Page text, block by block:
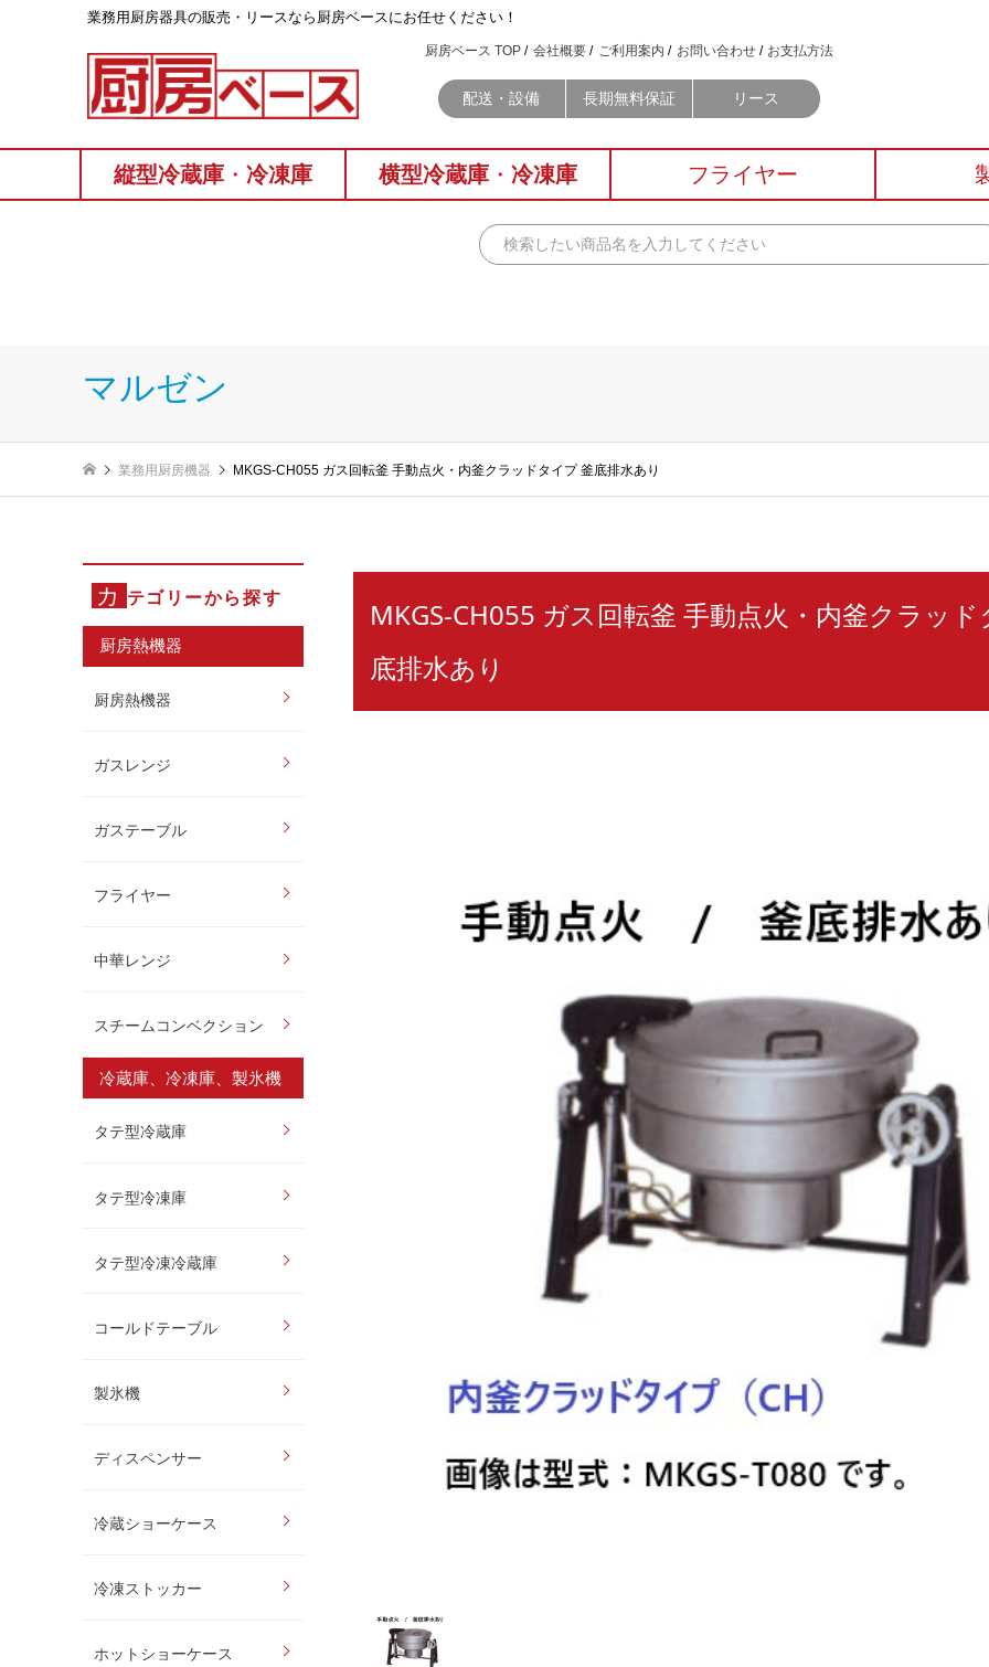
業務⽤厨房器具の販売・リースなら厨房ベースにお任せください！
厨房ベース TOP 会社概要 ご利用案内 お問い合わせ お支払方法
配送・設備 長期無料保証 リース
縦型冷蔵庫 ・ 冷凍庫 横型冷蔵庫 ・ 冷凍庫 フライヤー
マルゼン
業務用厨房機器 MKGS-CH055 ガス回転釜 手動点火・内釜クラッドタイプ 釜底排水あり
カ テゴリーから探す
厨房熱機器
厨房熱機器
ガスレンジ
ガステーブル
フライヤー
中華レンジ
スチームコンベクション
冷蔵庫、冷凍庫、製氷機
タテ型冷蔵庫
タテ型冷凍庫
タテ型冷凍冷蔵庫
コールドテーブル
製氷機
ディスペンサー
冷蔵ショーケース
冷凍ストッカー
ホットショーケース
MKGS-CH055 ガス回転釜 手動点火・内釜クラッド
底排水あり